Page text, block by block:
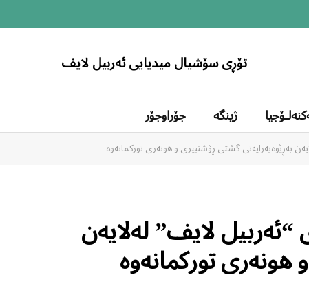
تۆڕی سۆشیال میدیایی ئەربیل لایف
ژینگە جۆراوجۆر
بەڕێوەبەرایەتی گشتی ڕۆشنبیری و هونەری تورکمانەوە
لایف” لەلایەن
هونەری تورکمانەوە